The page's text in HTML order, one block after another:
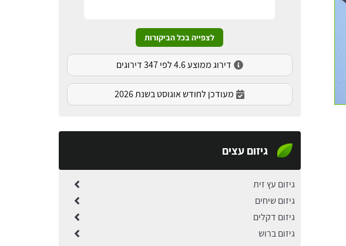
לצפייה בכל הביקורות
דירוג ממוצע 4.6 לפי 347 דירוגים
מעודכן לחודש אוגוסט בשנת 2026
גיזום עצים
גיזום עץ זית
גיזום שיחים
גיזום דקלים
גיזום ברוש